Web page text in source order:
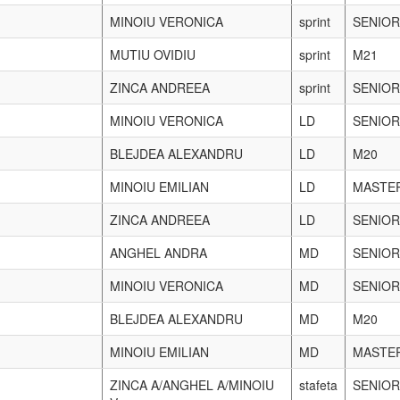
Campionatului National Inpidual Lupte Libere Juniori”. Pe
dubla legitimare C.S. Universitatea Craiova - L.P.S. P.Triscu).